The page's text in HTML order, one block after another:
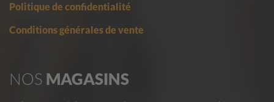
Politique de confidentialité
Conditions générales de vente
NOS MAGASINS